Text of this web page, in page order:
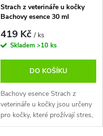
Strach z veterináře u kočky
Bachovy esence 30 ml
419 Kč/ ks
Skladem >10 ks
DO KOŠÍKU
Bachovy esence Strach z
veterináře u kočky jsou určeny
pro kočky, které prožívají stres,
nejistotu nebo strach během